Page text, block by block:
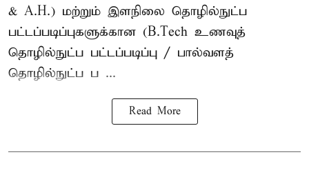
& A.H.) மற்றும் இளநிலை தொழில்நுட்ப
பட்டப்படிப்புகளுக்கான (B.Tech உணவுத்
தொழில்நுட்ப பட்டப்படிப்பு / பால்வளத்
தொழில்நுட்ப ப ...
Read More